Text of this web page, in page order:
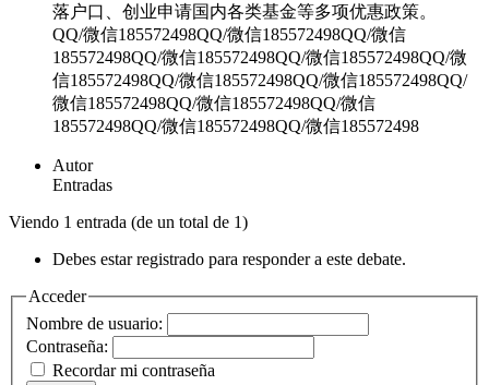
落户口、创业申请国内各类基金等多项优惠政策。
QQ/微信185572498QQ/微信185572498QQ/微信
185572498QQ/微信185572498QQ/微信185572498QQ/微
信185572498QQ/微信185572498QQ/微信185572498QQ/
微信185572498QQ/微信185572498QQ/微信
185572498QQ/微信185572498QQ/微信185572498
Autor
Entradas
Viendo 1 entrada (de un total de 1)
Debes estar registrado para responder a este debate.
Acceder
Nombre de usuario:
Contraseña:
Recordar mi contraseña